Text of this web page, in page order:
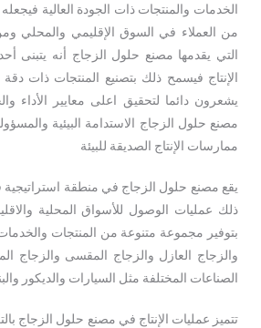
الخدمات والمنتجات ذات الجودة العالية
من العملاء في السوق الإقليمي والمحلي
التي يقدمها مصنع حلول الزجاج أنه يتبنى
الإنتاج فيسمح ذلك بتصنيع المنتجات ذات
يشعرون دائما لتحقيق اعلى معايير الأداء
مصنع حلول الزجاج الاستدامة البيئية
ممارسات الإنتاج الصديقة للبيئة
يقع مصنع حلول الزجاج في منطقة
ذلك عمليات الوصول للأسواق المحلية
بتوفير مجموعة متنوعة من المنتجات
والزجاج العازل والزجاج المقسى والزجاج
الصناعات المختلفة مثل السيارات والديكور
تتميز عمليات الإنتاج في مصنع حلول الزجاج